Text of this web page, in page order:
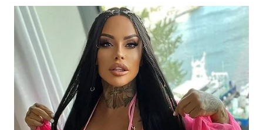
TIMUR
WN
SEMARANG
WN